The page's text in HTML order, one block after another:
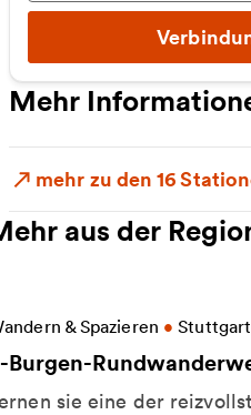
Mehr
mehr zu den 16
aus der
& Spazieren • Stuttgart
Burgen-
sie eine der
Informationen zu